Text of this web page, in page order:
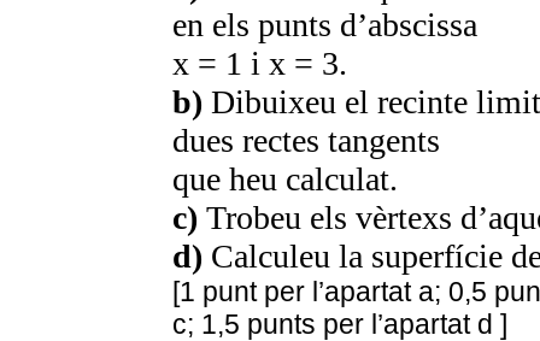
en els punts d’abscissa
x = 1 i x = 3.
b) Dibuixeu el recinte
dues rectes tangents
que heu calculat.
c) Trobeu els vèrtexs
d) Calculeu la superfície
[1 punt per l’apartat a; 0,5
c; 1,5 punts per l’apartat d ]